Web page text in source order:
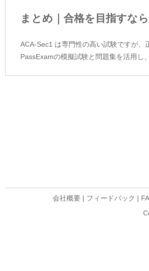
まとめ｜合格を目指すな
ACA-Sec1 は専門性の高い試験ですが
PassExamの模擬試験と問題集を活用し
会社概要 | フィードバック |